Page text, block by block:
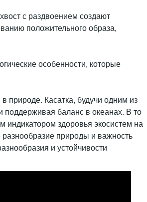
с раздвоением создают
положительного образа,
особенности, которые
природе. Касатка, будучи одним из
поддерживая баланс в океанах. В то
индикатором здоровья экосистем на
природы и важность
и устойчивости